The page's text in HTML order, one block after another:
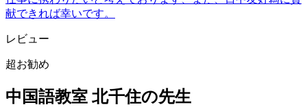
献できれば幸いです。
レビュー
超お勧め
中国語教室 北千住の先生